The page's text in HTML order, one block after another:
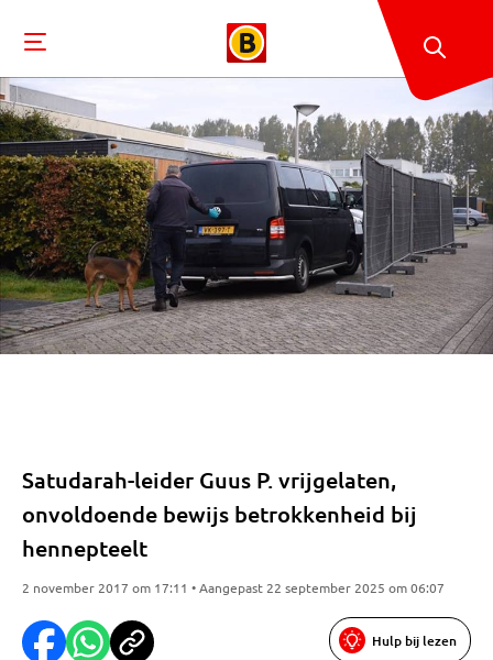
Satudarah-leider Guus P. vrijgelaten,
onvoldoende bewijs betrokkenheid bij
hennepteelt
2 november 2017 om 17:11 • Aangepast 22 september 2025 om 06:07
Hulp bij lezen